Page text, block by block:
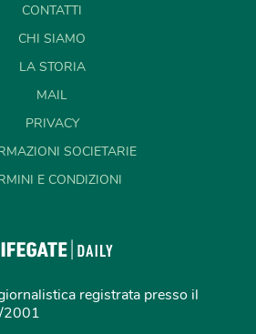
CONTATTI
CHI SIAMO
LA STORIA
MAIL
PRIVACY
SOCIETARIE
E CONDIZIONI
registrata presso il
2001